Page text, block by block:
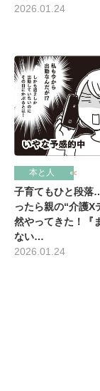
2026.01.24
本と人
子育てもひと段
ったら親の“介護X
然やってきた！『
ない…
2026.01.24